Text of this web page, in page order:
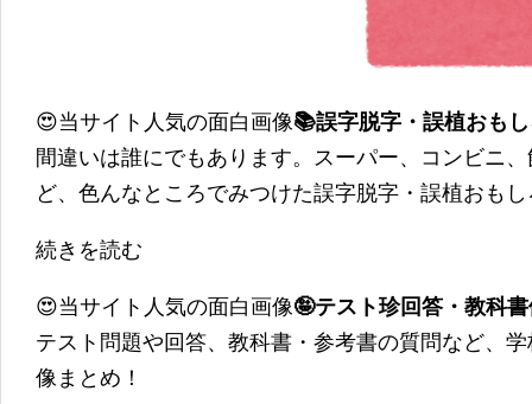
😍当サイト人気の面白画像📚誤字脱字・誤植おも
間違いは誰にでもあります。スーパー、コンビニ
ど、色んなところでみつけた誤字脱字・誤植おも
続きを読む
😍当サイト人気の面白画像🤪テスト珍回答・教科
テスト問題や回答、教科書・参考書の質問など、
像まとめ！